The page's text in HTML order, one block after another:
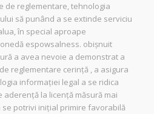
de reglementare, tehnologia
să punând a se extinde serviciu
în special aproape
espowsalness. obișnuit
a avea nevoie a demonstrat a
reglementare cerință , a asigura
informației legal a se ridica
la licență măsură mai
potrivi inițial primire favorabilă